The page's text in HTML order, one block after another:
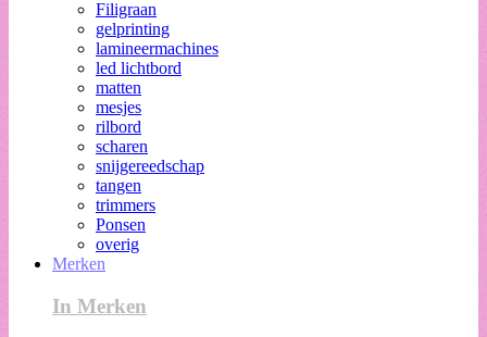
Filigraan
gelprinting
lamineermachines
led lichtbord
matten
mesjes
rilbord
scharen
snijgereedschap
tangen
trimmers
Ponsen
overig
Merken
In Merken